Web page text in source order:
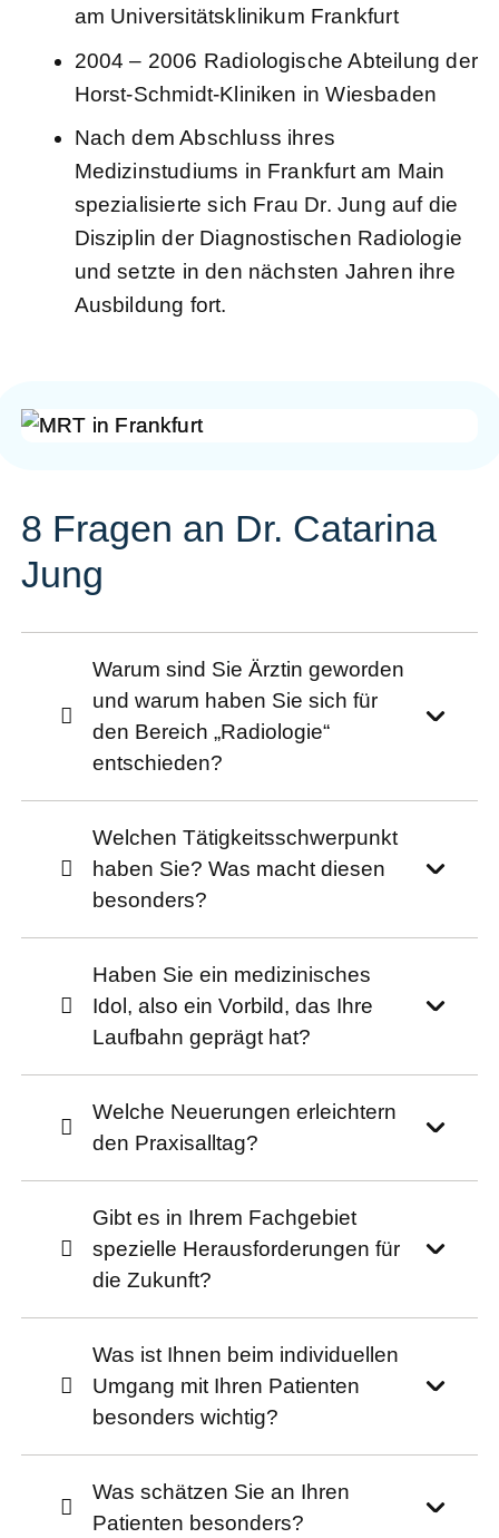
am Universitätsklinikum Frankfurt
2004 – 2006 Radiologische Abteilung der
Horst-Schmidt-Kliniken in Wiesbaden
Nach dem Abschluss ihres
Medizinstudiums in Frankfurt am Main
spezialisierte sich Frau Dr. Jung auf die
Disziplin der Diagnostischen Radiologie
und setzte in den nächsten Jahren ihre
Ausbildung fort.
8 Fragen an Dr. Catarina
Jung
Warum sind Sie Ärztin geworden
und warum haben Sie sich für
den Bereich „Radiologie“
entschieden?
Welchen Tätigkeitsschwerpunkt
haben Sie? Was macht diesen
besonders?
Haben Sie ein medizinisches
Idol, also ein Vorbild, das Ihre
Laufbahn geprägt hat?
Welche Neuerungen erleichtern
den Praxisalltag?
Gibt es in Ihrem Fachgebiet
spezielle Herausforderungen für
die Zukunft?
Was ist Ihnen beim individuellen
Umgang mit Ihren Patienten
besonders wichtig?
Was schätzen Sie an Ihren
Patienten besonders?